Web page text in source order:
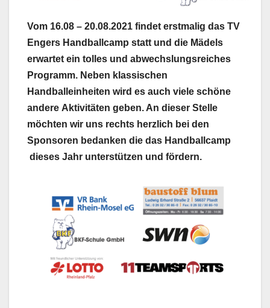
Vom 16.08 – 20.08.2021 findet erstmalig das TV
Engers Handballcamp statt und die Mädels
erwartet ein tolles und abwechslungsreiches
Programm. Neben klassischen
Handballeinheiten wird es auch viele schöne
andere Aktivitäten geben. An dieser Stelle
möchten wir uns rechts herzlich bei den
Sponsoren bedanken die das Handballcamp
dieses Jahr unterstützen und fördern.